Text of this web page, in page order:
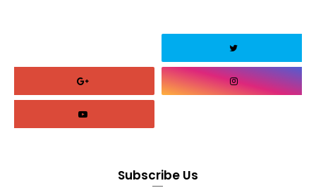
Subscribe Us